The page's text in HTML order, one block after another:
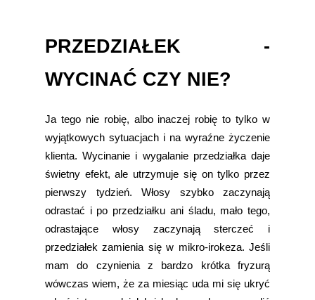
PRZEDZIAŁEK -
WYCINAĆ CZY NIE?
Ja tego nie robię, albo inaczej robię to tylko w
wyjątkowych sytuacjach i na wyraźne życzenie
klienta. Wycinanie i wygalanie przedziałka daje
świetny efekt, ale utrzymuje się on tylko przez
pierwszy tydzień. Włosy szybko zaczynają
odrastać i po przedziałku ani śladu, mało tego,
odrastające włosy zaczynają sterczeć i
przedziałek zamienia się w mikro-irokeza. Jeśli
mam do czynienia z bardzo krótka fryzurą
wówczas wiem, że za miesiąc uda mi się ukryć